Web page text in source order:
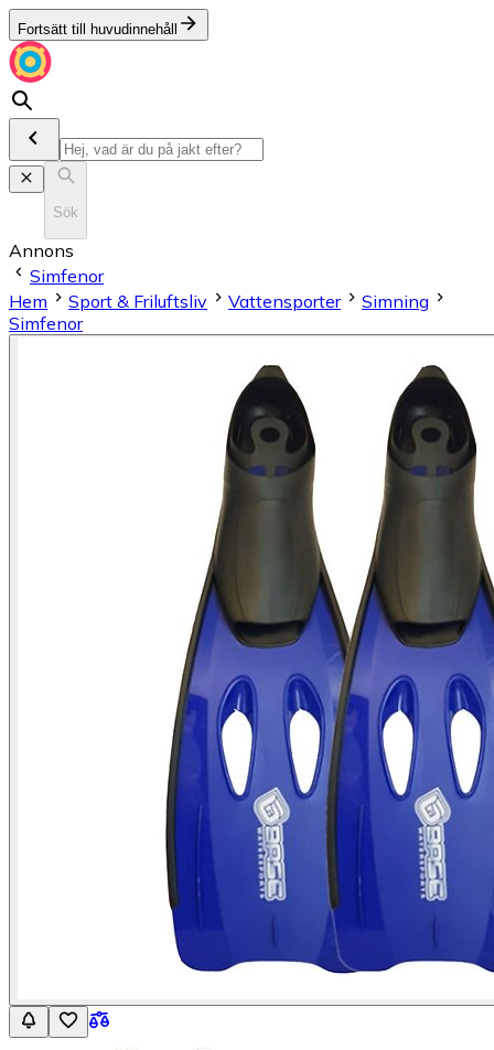
Fortsätt till huvudinnehåll
Sök
Annons
Simfenor
Hem
Sport & Friluftsliv Vattensporter
Simning
Simfenor